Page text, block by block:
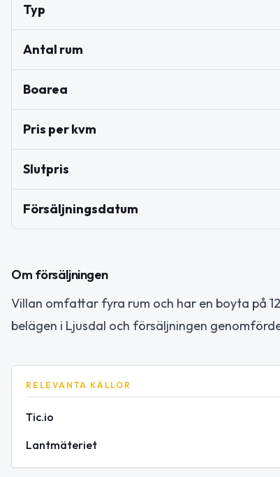
Typ
Antal rum
Boarea
Pris per kvm
Slutpris
Försäljningsdatum
Om försäljningen
Villan omfattar fyra rum och har en boyta på
belägen i Ljusdal och försäljningen
RELEVANTA KÄLLOR
Tic.io
Lantmäteriet